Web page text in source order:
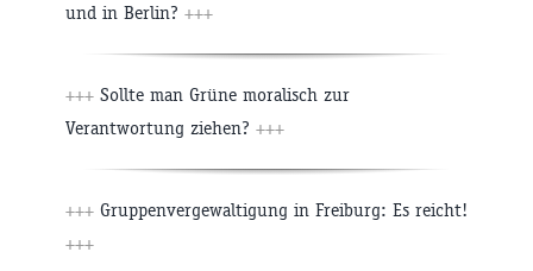
und in Berlin? +++
+++ Sollte man Grüne moralisch zur
Verantwortung ziehen? +++
+++ Gruppenvergewaltigung in Freiburg: Es reicht!
+++